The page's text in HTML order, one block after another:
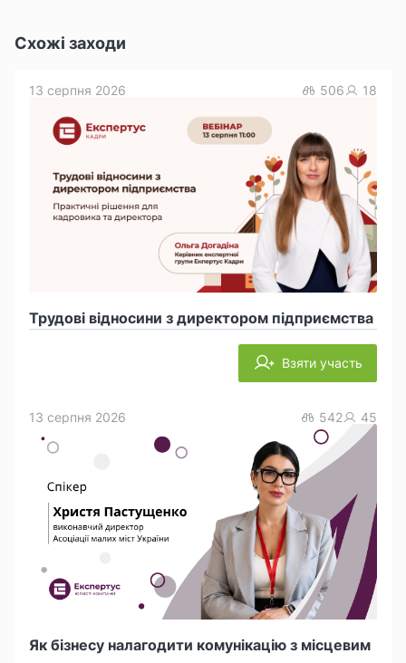
Схожі заходи
Трудові відносини з директором підприємства
13 серпня 2026 506 18
Взяти участь
Як бізнесу налагодити комунікацію з місцевим
13 серпня 2026 542 45